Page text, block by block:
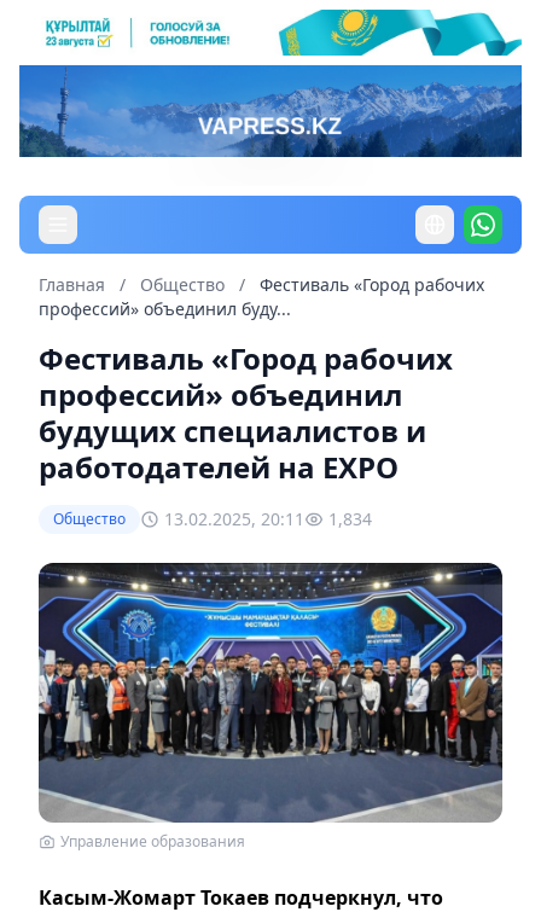
Главная / Общество /
Фестиваль «Город рабочих
профессий» объединил буду...
Фестиваль «Город рабочих
профессий» объединил
будущих специалистов и
работодателей на EXPO
Общество 13.02.2025, 20:11 1,834
Управление образования
Касым-Жомарт Токаев подчеркнул, что